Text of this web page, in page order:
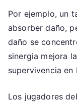
Por ejemplo, un
absorber daño,
daño se
sinergia mejora
supervivencia en
Los jugadores